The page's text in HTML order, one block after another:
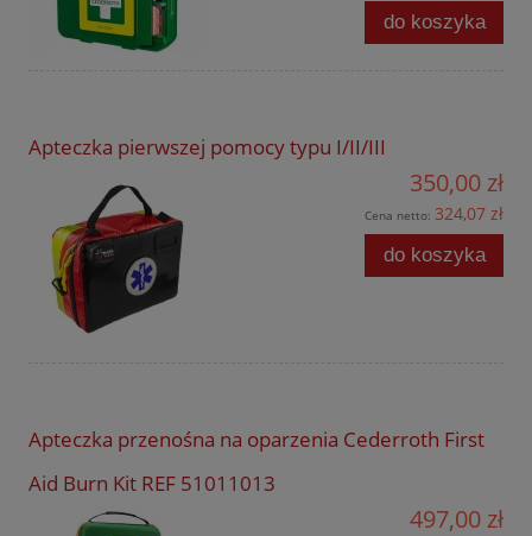
do koszyka
Apteczka pierwszej pomocy typu I/II/III
350,00 zł
Cena netto: 324,07 zł
do koszyka
Apteczka przenośna na oparzenia Cederroth First
Aid Burn Kit REF 51011013
497,00 zł